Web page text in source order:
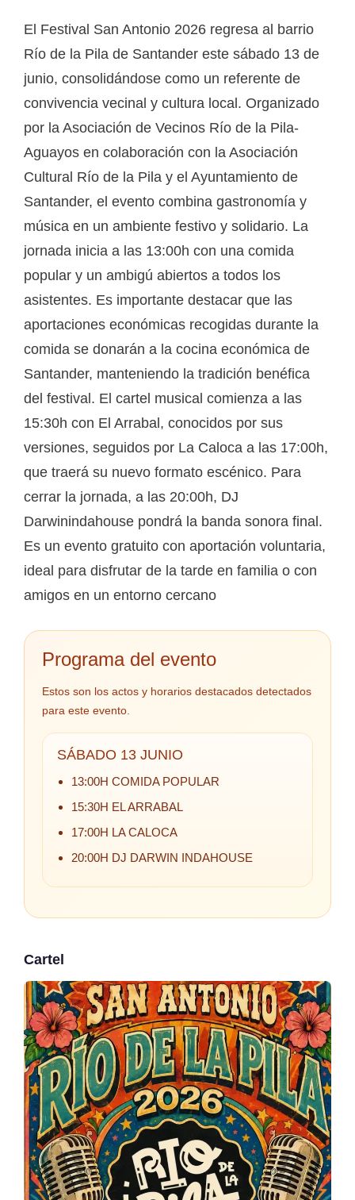
El Festival San Antonio 2026 regresa al barrio
Río de la Pila de Santander este sábado 13 de
junio, consolidándose como un referente de
convivencia vecinal y cultura local. Organizado
por la Asociación de Vecinos Río de la Pila-
Aguayos en colaboración con la Asociación
Cultural Río de la Pila y el Ayuntamiento de
Santander, el evento combina gastronomía y
música en un ambiente festivo y solidario. La
jornada inicia a las 13:00h con una comida
popular y un ambigú abiertos a todos los
asistentes. Es importante destacar que las
aportaciones económicas recogidas durante la
comida se donarán a la cocina económica de
Santander, manteniendo la tradición benéfica
del festival. El cartel musical comienza a las
15:30h con El Arrabal, conocidos por sus
versiones, seguidos por La Caloca a las 17:00h,
que traerá su nuevo formato escénico. Para
cerrar la jornada, a las 20:00h, DJ
Darwinindahouse pondrá la banda sonora final.
Es un evento gratuito con aportación voluntaria,
ideal para disfrutar de la tarde en familia o con
amigos en un entorno cercano
Programa del evento
Estos son los actos y horarios destacados detectados
para este evento.
SÁBADO 13 JUNIO
13:00H COMIDA POPULAR
15:30H EL ARRABAL
17:00H LA CALOCA
20:00H DJ DARWIN INDAHOUSE
Cartel